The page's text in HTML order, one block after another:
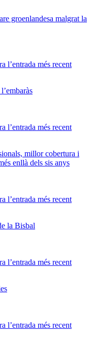
groenlandesa malgrat la
l’entrada més recent
l’entrada més recent
millor cobertura i
enllà dels sis anys
l’entrada més recent
la Bisbal
l’entrada més recent
l’entrada més recent